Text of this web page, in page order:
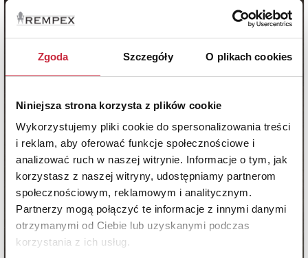
Zgoda Szczegóły O plikach cookies
Niniejsza strona korzysta z plików cookie
Wykorzystujemy pliki cookie do spersonalizowania treści
i reklam, aby oferować funkcje społecznościowe i
analizować ruch w naszej witrynie. Informacje o tym, jak
korzystasz z naszej witryny, udostępniamy partnerom
społecznościowym, reklamowym i analitycznym.
Partnerzy mogą połączyć te informacje z innymi danymi
otrzymanymi od Ciebie lub uzyskanymi podczas
korzystania z ich usług.